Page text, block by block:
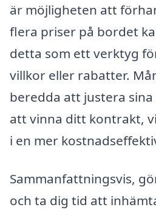
är möjligheten att
flera priser på bordet
detta som ett verktyg
villkor eller rabatter.
beredda att justera
att vinna ditt kontrakt,
i en mer
Sammanfattningsvis,
och ta dig tid att